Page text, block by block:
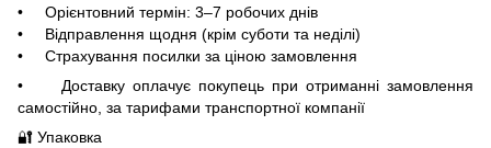
• Орієнтовний термін: 3–7 робочих днів
• Відправлення щодня (крім суботи та неділі)
• Страхування посилки за ціною замовлення
• Доставку оплачує покупець при отриманні замовлення
самостійно, за тарифами транспортної компанії
🔐 Упаковка